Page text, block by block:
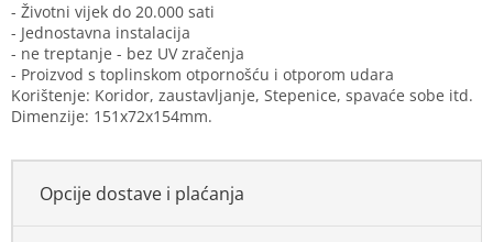
- Životni vijek do 20.000 sati
- Jednostavna instalacija
- ne treptanje - bez UV zračenja
- Proizvod s toplinskom otpornošću i otporom udara
Korištenje: Koridor, zaustavljanje, Stepenice, spavaće sobe itd.
Dimenzije: 151x72x154mm.
Opcije dostave i plaćanja